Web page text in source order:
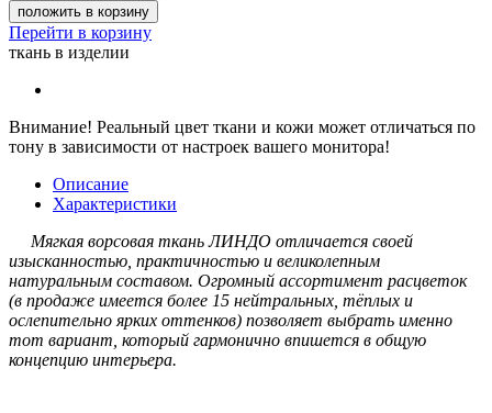
положить в корзину
Перейти в корзину
ткань в изделии
Внимание! Реальный цвет ткани и кожи может отличаться по
тону в зависимости от настроек вашего монитора!
Описание
Характеристики
Мягкая ворсовая ткань ЛИНДО отличается своей
изысканностью, практичностью и великолепным
натуральным составом. Огромный ассортимент расцветок
(в продаже имеется более 15 нейтральных, тёплых и
ослепительно ярких оттенков) позволяет выбрать именно
тот вариант, который гармонично впишется в общую
концепцию интерьера.